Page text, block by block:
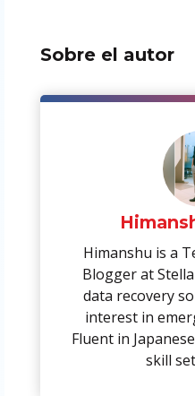
Sobre el autor
Himanshu is a
Blogger at
data recovery
interest in
Fluent in
skill